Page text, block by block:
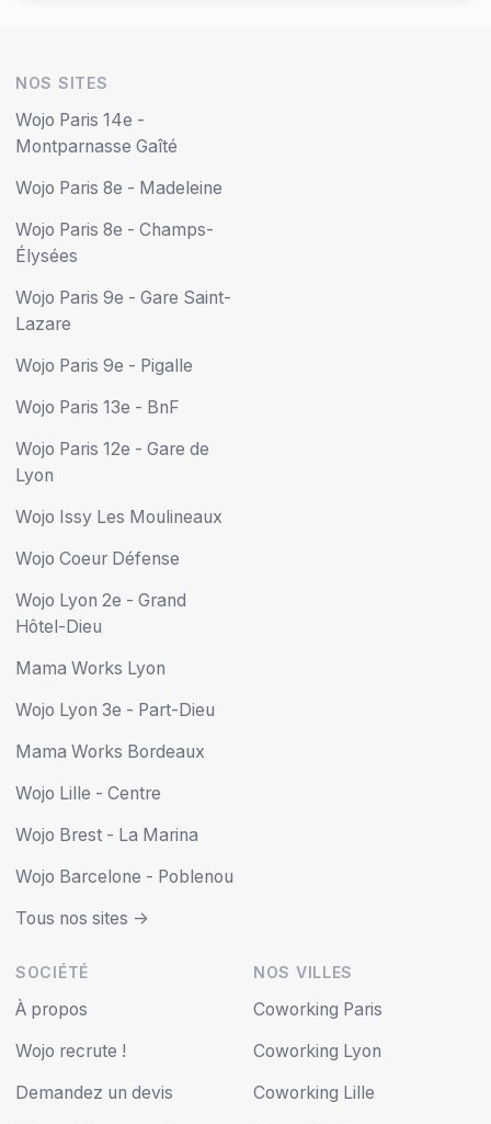
NOS SITES
Wojo Paris 14e -
Montparnasse Gaîté
Wojo Paris 8e - Madeleine
Wojo Paris 8e - Champs-
Élysées
Wojo Paris 9e - Gare Saint-
Lazare
Wojo Paris 9e - Pigalle
Wojo Paris 13e - BnF
Wojo Paris 12e - Gare de
Lyon
Wojo Issy Les Moulineaux
Wojo Coeur Défense
Wojo Lyon 2e - Grand
Hôtel-Dieu
Mama Works Lyon
Wojo Lyon 3e - Part-Dieu
Mama Works Bordeaux
Wojo Lille - Centre
Wojo Brest - La Marina
Wojo Barcelone - Poblenou
Tous nos sites ->
SOCIÉTÉ
À propos
Wojo recrute !
Demandez un devis
NOS VILLES
Coworking Paris
Coworking Lyon
Coworking Lille